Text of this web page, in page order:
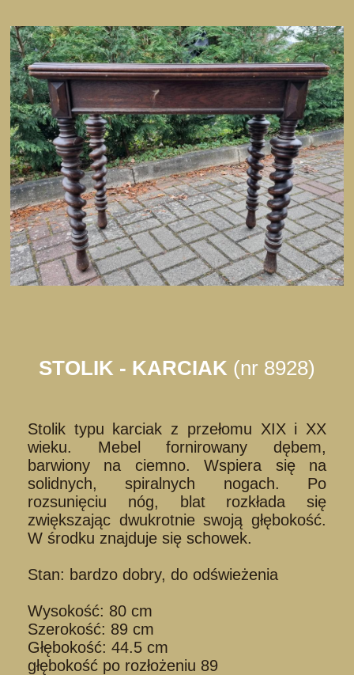
STOLIK - KARCIAK (nr 8928)
Stolik typu karciak z przełomu XIX i XX
wieku. Mebel fornirowany dębem,
barwiony na ciemno. Wspiera się na
solidnych, spiralnych nogach. Po
rozsunięciu nóg, blat rozkłada się
zwiększając dwukrotnie swoją głębokość.
W środku znajduje się schowek.
Stan: bardzo dobry, do odświeżenia
Wysokość: 80 cm
Szerokość: 89 cm
Głębokość: 44.5 cm
głębokość po rozłożeniu 89